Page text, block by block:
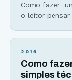
Como fazer
o leitor
filme, um livro
2016
Como
simples